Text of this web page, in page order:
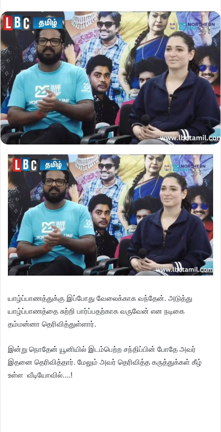
யாழ்ப்பாணத்துக்கு இப்போது வேலைக்காக வந்தேன். அடுத்து
யாழ்ப்பாணத்தை சுற்றி பார்ப்பதற்காக வருவேன் என நடிகை
தம்மன்னா தெரிவித்துள்ளார்.
இன்று நொதேன் யூனியில் இடம்பெற்ற சந்திப்பின் போதே அவர்
இதனை தெரிவித்தார். மேலும் அவர் தெரிவித்த கருத்துக்கள் கீழ்
உள்ள வீடியோவில்….!